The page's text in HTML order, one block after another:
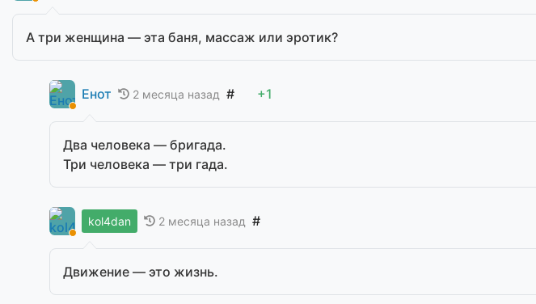
А три женщина — эта баня, массаж или эротик?
Енот 2 месяца назад # +1
Два человека — бригада.
Три человека — три гада.
kol4dan 2 месяца назад #
Движение — это жизнь.